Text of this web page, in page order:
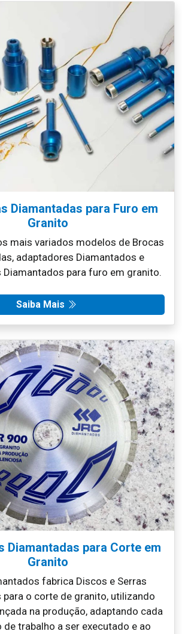
Diamantadas para Furo em
Granito
mais variados modelos de Brocas
adaptadores Diamantados e
para furo em granito.
Saiba Mais
Diamantadas para Corte em
Granito
fabrica Discos e Serras
para o corte de granito, utilizando
na produção, adaptando cada
de trabalho a ser executado e ao